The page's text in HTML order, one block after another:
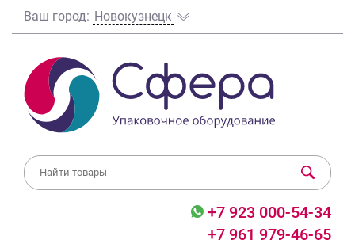
Ваш город: Новокузнецк
+7 923 000-54-34
+7 961 979-46-65